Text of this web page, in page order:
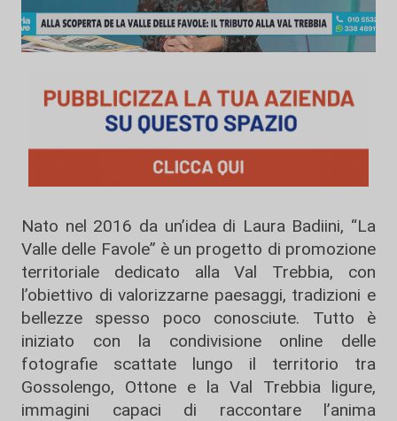
Nato nel 2016 da un’idea di Laura Badiini, “La
Valle delle Favole” è un progetto di promozione
territoriale dedicato alla Val Trebbia, con
l’obiettivo di valorizzarne paesaggi, tradizioni e
bellezze spesso poco conosciute. Tutto è
iniziato con la condivisione online delle
fotografie scattate lungo il territorio tra
Gossolengo, Ottone e la Val Trebbia ligure,
immagini capaci di raccontare l’anima